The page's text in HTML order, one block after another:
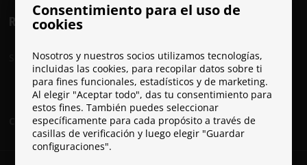
Consentimiento para el uso de
cookies
Nosotros y nuestros socios utilizamos tecnologías,
incluidas las cookies, para recopilar datos sobre ti
para fines funcionales, estadísticos y de marketing.
Al elegir "Aceptar todo", das tu consentimiento para
estos fines. También puedes seleccionar
específicamente para cada propósito a través de
casillas de verificación y luego elegir "Guardar
configuraciones".
REDES SOCIALES
Sigue a Paracon en las redes sociales:
Conviértete en embajador de Paracon